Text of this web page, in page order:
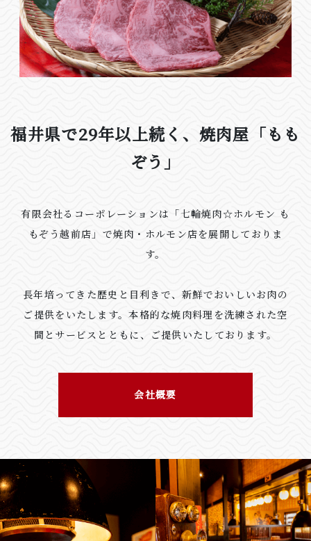
福井県で29年以上続く、焼肉屋「もも
ぞう」
有限会社るコーポレーションは「七輪焼肉☆ホルモン も
もぞう越前店」で焼肉・ホルモン店を展開しておりま
す。
長年培ってきた歴史と目利きで、新鮮でおいしいお肉の
ご提供をいたします。本格的な焼肉料理を洗練された空
間とサービスとともに、ご提供いたしております。
会社概要